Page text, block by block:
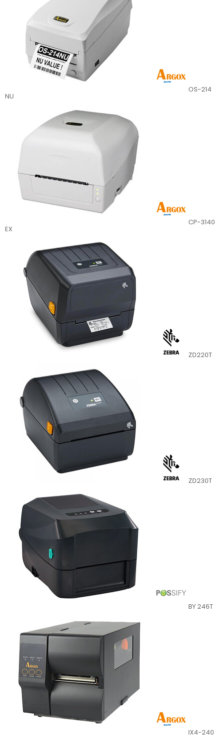
OS-214
NU
CP-3140
EX
ZD220T
ZD230T
BY 246T
IX4-240